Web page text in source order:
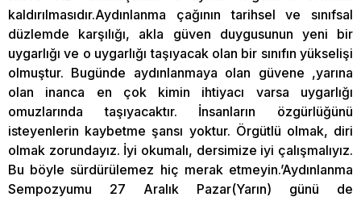
kaldırılmasıdır.Aydınlanma çağının tarihsel ve sınıfsal
düzlemde karşılığı, akla güven duygusunun yeni bir
uygarlığı ve o uygarlığı taşıyacak olan bir sınıfın yükselişi
olmuştur. Bugünde aydınlanmaya olan güvene ,yarına
olan inanca en çok kimin ihtiyacı varsa uygarlığı
omuzlarında taşıyacaktır. İnsanların özgürlüğünü
isteyenlerin kaybetme şansı yoktur. Örgütlü olmak, diri
olmak zorundayız. İyi okumalı, dersimize iyi çalışmalıyız.
Bu böyle sürdürülemez hiç merak etmeyin.’Aydınlanma
Sempozyumu 27 Aralık Pazar(Yarın) günü de